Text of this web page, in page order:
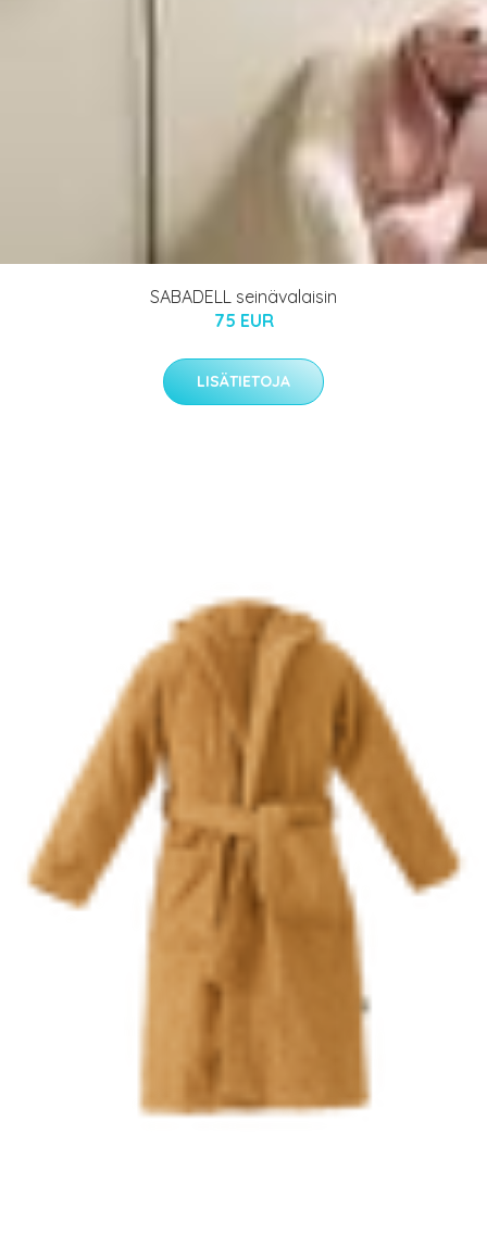
SABADELL seinävalaisin
75 EUR
LISÄTIETOJA